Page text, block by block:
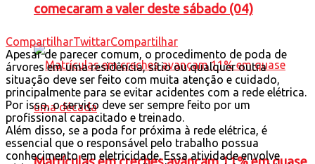
comecaram a valer deste sábado (04)
CompartilharTwittarCompartilhar
Apesar de parecer comum, o procedimento de poda de
árvores em uma residência, sítio ou qualquer outra
situação deve ser feito com muita atenção e cuidado,
principalmente para se evitar acidentes com a rede elétrica.
Por isso, o serviço deve ser sempre feito por um
profissional capacitado e treinado.
Além disso, se a poda for próxima à rede elétrica, é
essencial que o responsável pelo trabalho possua
conhecimento em eletricidade. Essa atividade envolve